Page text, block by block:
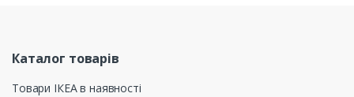
Каталог товарів
Товари ІКЕА в наявності